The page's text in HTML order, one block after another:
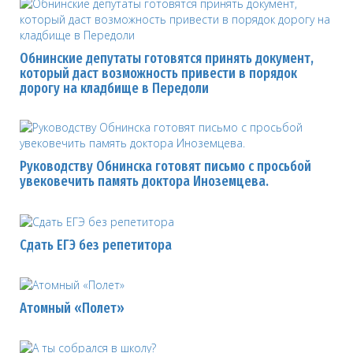
Обнинские депутаты готовятся принять документ,
который даст возможность привести в порядок
дорогу на кладбище в Передоли
Руководству Обнинска готовят письмо с просьбой
увековечить память доктора Иноземцева.
Сдать ЕГЭ без репетитора
Атомный «Полет»